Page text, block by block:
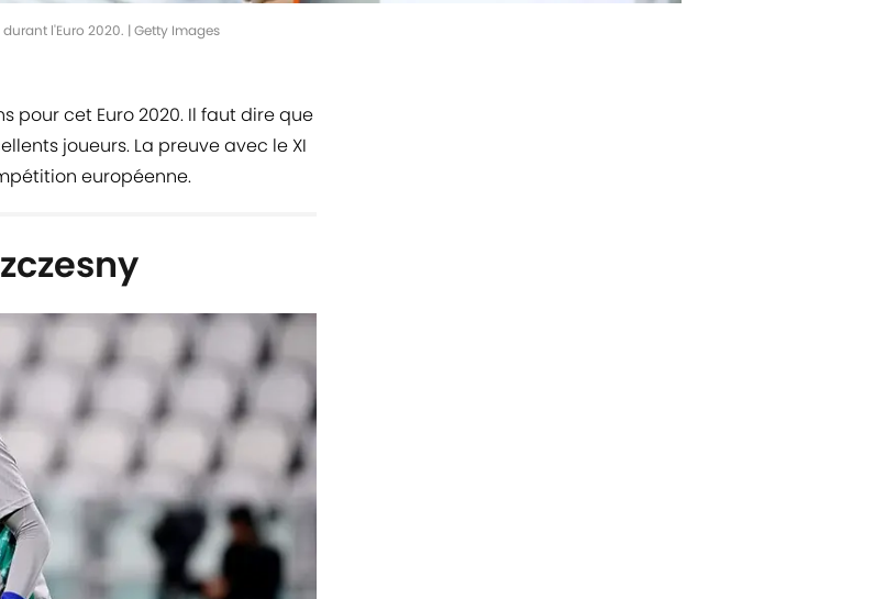
l'Euro 2020. | Getty Images
pour cet Euro 2020. Il faut dire que
joueurs. La preuve avec le XI
européenne.